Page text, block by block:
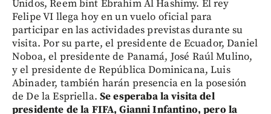
Unidos, Reem bint Ebrahim Al Hashimy. El rey
Felipe VI llega hoy en un vuelo oficial para
participar en las actividades previstas durante su
visita. Por su parte, el presidente de Ecuador, Daniel
Noboa, el presidente de Panamá, José Raúl Mulino,
y el presidente de República Dominicana, Luis
Abinader, también harán presencia en la posesión
de De la Espriella. Se esperaba la visita del
presidente de la FIFA, Gianni Infantino, pero la